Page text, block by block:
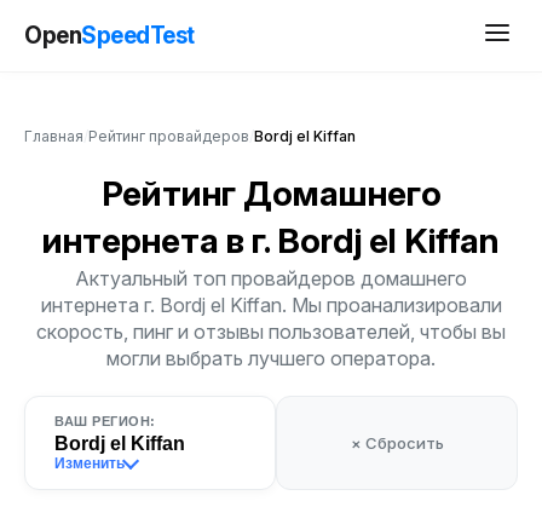
OpenSpeedTest
Главная Рейтинг провайдеров Bordj el Kiffan
Рейтинг Домашнего
интернета в г. Bordj el Kiffan
Актуальный топ провайдеров домашнего
интернета г. Bordj el Kiffan. Мы проанализировали
скорость, пинг и отзывы пользователей, чтобы вы
могли выбрать лучшего оператора.
ВАШ РЕГИОН:
Bordj el Kiffan
Изменить
× Сбросить